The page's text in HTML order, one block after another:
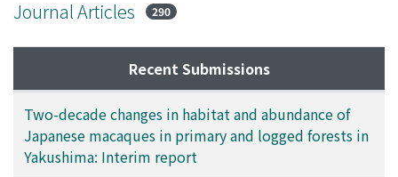
Journal Articles 290
Recent Submissions
Two-decade changes in habitat and abundance of
Japanese macaques in primary and logged forests in
Yakushima: Interim report